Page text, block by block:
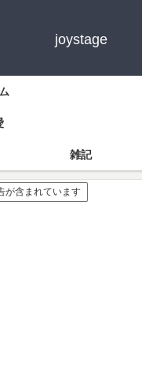
joystage
雑記
が含まれています